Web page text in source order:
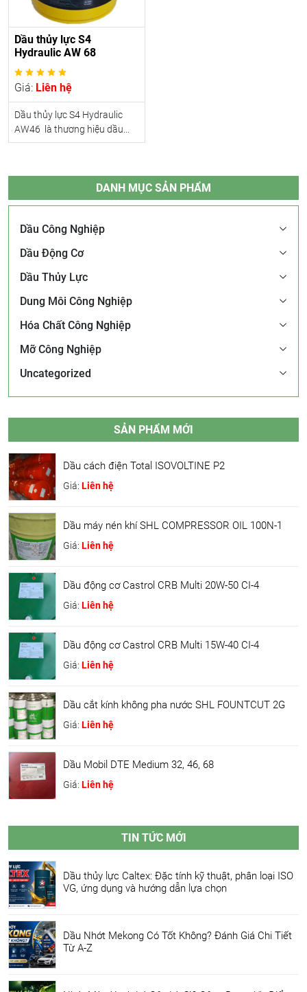
Dầu thủy lực S4
Hydraulic AW 68
Giá: Liên hệ
Dầu thủy lực S4 Hydraulic
AW46 là thương hiệu dầu...
DANH MỤC SẢN PHẨM
Dầu Công Nghiệp
Dầu Động Cơ
Dầu Thủy Lực
Dung Môi Công Nghiệp
Hóa Chất Công Nghiệp
Mỡ Công Nghiệp
Uncategorized
SẢN PHẨM MỚI
Dầu cách điện Total ISOVOLTINE P2
Giá: Liên hệ
Dầu máy nén khí SHL COMPRESSOR OIL 100N-1
Giá: Liên hệ
Dầu động cơ Castrol CRB Multi 20W-50 CI-4
Giá: Liên hệ
Dầu động cơ Castrol CRB Multi 15W-40 CI-4
Giá: Liên hệ
Dầu cắt kính không pha nước SHL FOUNTCUT 2G
Giá: Liên hệ
Dầu Mobil DTE Medium 32, 46, 68
Giá: Liên hệ
TIN TỨC MỚI
Dầu thủy lực Caltex: Đặc tính kỹ thuật, phân loại ISO
VG, ứng dụng và hướng dẫn lựa chọn
Dầu Nhớt Mekong Có Tốt Không? Đánh Giá Chi Tiết
Từ A-Z